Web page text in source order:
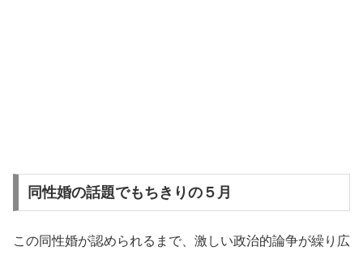
同性婚の話題でもちきりの５月
この同性婚が認められるまで、激しい政治的論争が繰り広